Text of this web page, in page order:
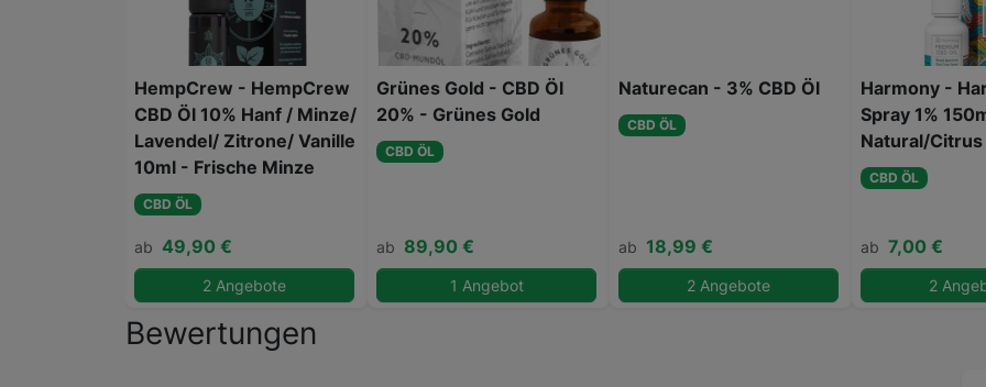
HempCrew - HempCrew
CBD Öl 10% Hanf / Minze/
Lavendel/ Zitrone/ Vanille
10ml - Frische Minze
CBD ÖL
ab 49,90 €
2 Angebote
Grünes Gold - CBD Öl
20% - Grünes Gold
CBD ÖL
ab 89,90 €
1 Angebot
Naturecan - 3% CBD Öl
CBD ÖL
ab 18,99 €
2 Angebote
Harmony -
Spray 1%
Natural/
CBD ÖL
ab 7,00 €
2
Bewertungen